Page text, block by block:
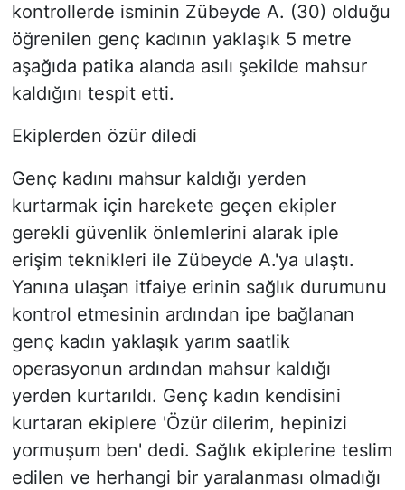
kontrollerde isminin Zübeyde A. (30) olduğu
öğrenilen genç kadının yaklaşık 5 metre
aşağıda patika alanda asılı şekilde mahsur
kaldığını tespit etti.
Ekiplerden özür diledi
Genç kadını mahsur kaldığı yerden
kurtarmak için harekete geçen ekipler
gerekli güvenlik önlemlerini alarak iple
erişim teknikleri ile Zübeyde A.'ya ulaştı.
Yanına ulaşan itfaiye erinin sağlık durumunu
kontrol etmesinin ardından ipe bağlanan
genç kadın yaklaşık yarım saatlik
operasyonun ardından mahsur kaldığı
yerden kurtarıldı. Genç kadın kendisini
kurtaran ekiplere 'Özür dilerim, hepinizi
yormuşum ben' dedi. Sağlık ekiplerine teslim
edilen ve herhangi bir yaralanması olmadığı